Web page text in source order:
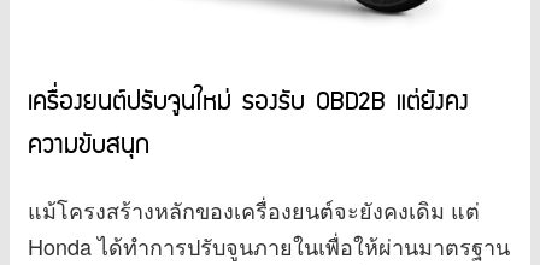
เครื่องยนต์ปรับจูนใหม่ รองรับ OBD2B แต่ยังคง
ความขับสนุก
แม้โครงสร้างหลักของเครื่องยนต์จะยังคงเดิม แต่
Honda ได้ทำการปรับจูนภายในเพื่อให้ผ่านมาตรฐาน